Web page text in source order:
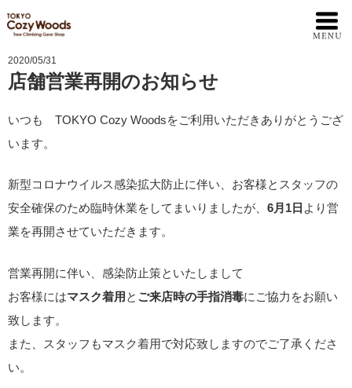
2020/05/31
店舗営業再開のお知らせ
いつも TOKYO Cozy Woodsをご利用いただきありがとうござ
います。
新型コロナウイルス感染拡大防止に伴い、お客様とスタッフの
安全確保のため臨時休業をしてまいりましたが、 6月1日 より営
業を再開させていただきます。
営業再開に伴い、感染防止策といたしまして
お客様にはマスク着用 と ご来店時の手指消毒にご協力をお願い
致します。
また、スタッフもマスク着用で対応致しますのでご了承くださ
い。